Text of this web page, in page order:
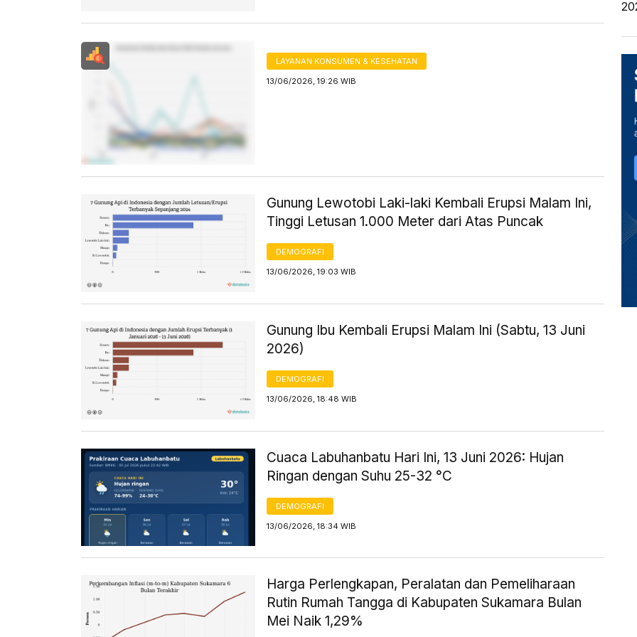
LAYANAN KONSUMEN & KESEHATAN
13/06/2026, 19:26 WIB
Gunung Lewotobi Laki-laki Kembali Erupsi Malam Ini,
Tinggi Letusan 1.000 Meter dari Atas Puncak
DEMOGRAFI
13/06/2026, 19:03 WIB
Gunung Ibu Kembali Erupsi Malam Ini (Sabtu, 13 Juni
2026)
DEMOGRAFI
13/06/2026, 18:48 WIB
Cuaca Labuhanbatu Hari Ini, 13 Juni 2026: Hujan
Ringan dengan Suhu 25-32 °C
DEMOGRAFI
13/06/2026, 18:34 WIB
Harga Perlengkapan, Peralatan dan Pemeliharaan
Rutin Rumah Tangga di Kabupaten Sukamara Bulan
Mei Naik 1,29%